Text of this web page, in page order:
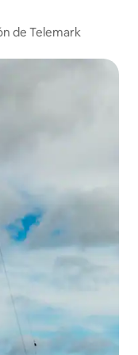
de Telemark